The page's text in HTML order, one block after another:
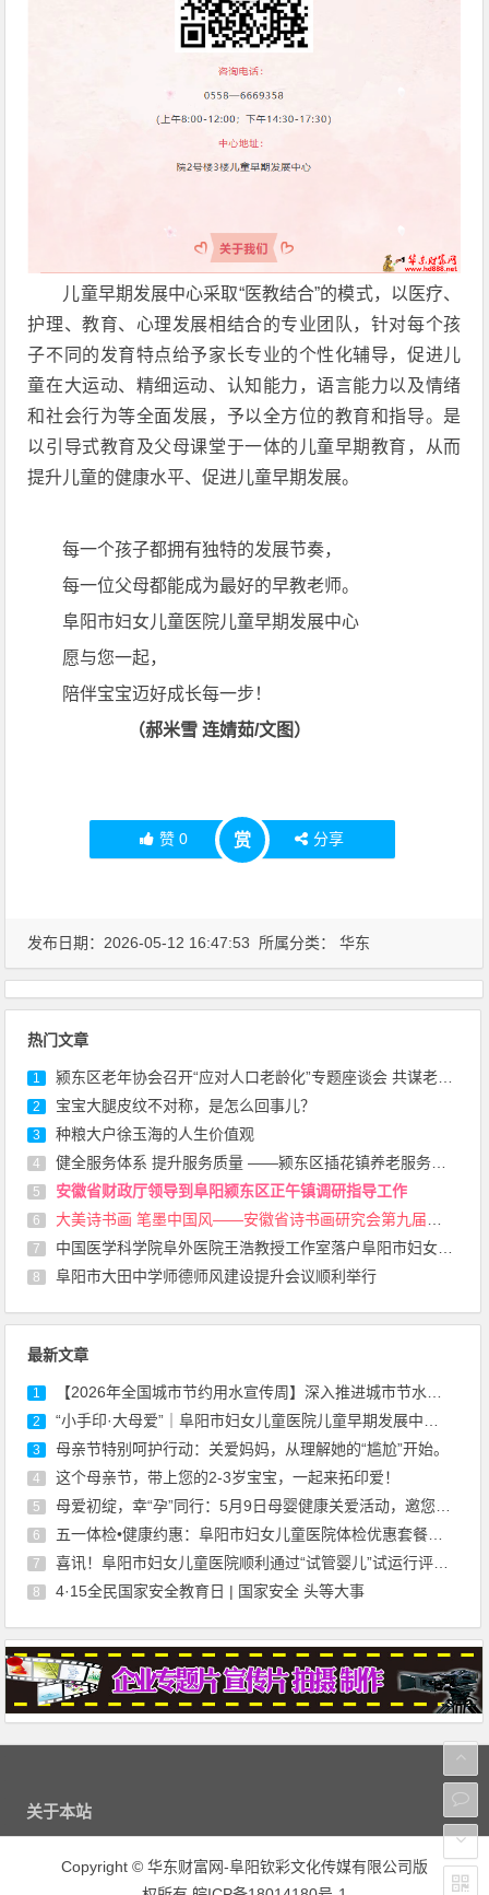
儿童早期发展中心采取“医教结合”的模式，以医疗、
护理、教育、心理发展相结合的专业团队，针对每个孩
子不同的发育特点给予家长专业的个性化辅导，促进儿
童在大运动、精细运动、认知能力，语言能力以及情绪
和社会行为等全面发展，予以全方位的教育和指导。是
以引导式教育及父母课堂于一体的儿童早期教育，从而
提升儿童的健康水平、促进儿童早期发展。
每一个孩子都拥有独特的发展节奏，
每一位父母都能成为最好的早教老师。
阜阳市妇女儿童医院儿童早期发展中心
愿与您一起，
陪伴宝宝迈好成长每一步！
（郝米雪 连婧茹/文图）
赞 0 赏 分享
发布日期：2026-05-12 16:47:53 所属分类：华东
热门文章
1 颍东区老年协会召开“应对人口老龄化”专题座谈会 共谋老龄事业发展新路径
2 宝宝大腿皮纹不对称，是怎么回事儿？
3 种粮大户徐玉海的人生价值观
4 健全服务体系 提升服务质量 ——颍东区插花镇养老服务中心越办越红火
5 安徽省财政厅领导到阜阳颍东区正午镇调研指导工作
6 大美诗书画 笔墨中国风——安徽省诗书画研究会第九届会员代表大会在合肥召开
7 中国医学科学院阜外医院王浩教授工作室落户阜阳市妇女儿童医院
8 阜阳市大田中学师德师风建设提升会议顺利举行
最新文章
1 【2026年全国城市节约用水宣传周】深入推进城市节水，助力城市内涵式发展
2 “小手印·大母爱”｜阜阳市妇女儿童医院儿童早期发展中心母亲节活动温暖回顾
3 母亲节特别呵护行动：关爱妈妈，从理解她的“尴尬”开始。
4 这个母亲节，带上您的2-3岁宝宝，一起来拓印爱！
5 母爱初绽，幸“孕”同行：5月9日母婴健康关爱活动，邀您共赴温柔之约
6 五一体检•健康约惠：阜阳市妇女儿童医院体检优惠套餐上线啦
7 喜讯！阜阳市妇女儿童医院顺利通过“试管婴儿”试运行评审，正式开启辅助生殖新征程
8 4·15全民国家安全教育日 | 国家安全 头等大事
关于本站
Copyright © 华东财富网-阜阳钦彩文化传媒有限公司版